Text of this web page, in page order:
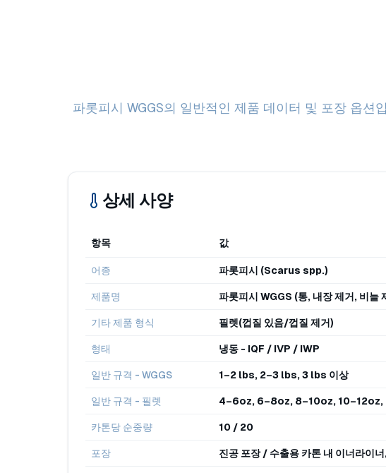
파롯피시 WGGS의 일반적인 제품 데이터 및 포장 옵
상세 사양
항목 값
어종 파롯피시 (Scarus spp.)
제품명 파롯피시 WGGS (통, 내장 제거, 비늘
기타 제품 형식 필렛(껍질 있음/껍질 제거)
형태 냉동 - IQF / IVP / IWP
일반 규격 - WGGS 1–2 lbs, 2–3 lbs, 3 lbs 이상
일반 규격 - 필렛 4–6oz, 6–8oz, 8–10oz, 10–12oz,
카톤당 순중량 10 / 20
포장 진공 포장 / 수출용 카톤 내 이너라이